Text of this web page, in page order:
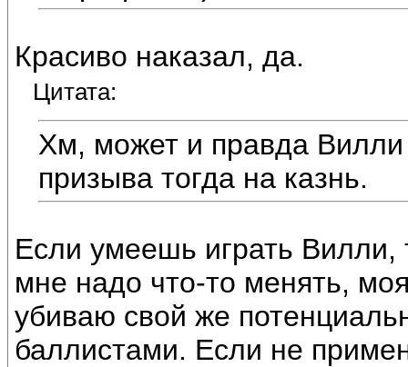
Красиво наказал, да.
Цитата:
Хм, может и правда Вилли
призыва тогда на казнь.
Если умеешь играть Вилли,
мне надо что-то менять,
убиваю свой же
баллистами. Если не